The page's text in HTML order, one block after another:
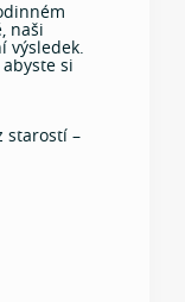
naši
výsledek.
si
starostí –